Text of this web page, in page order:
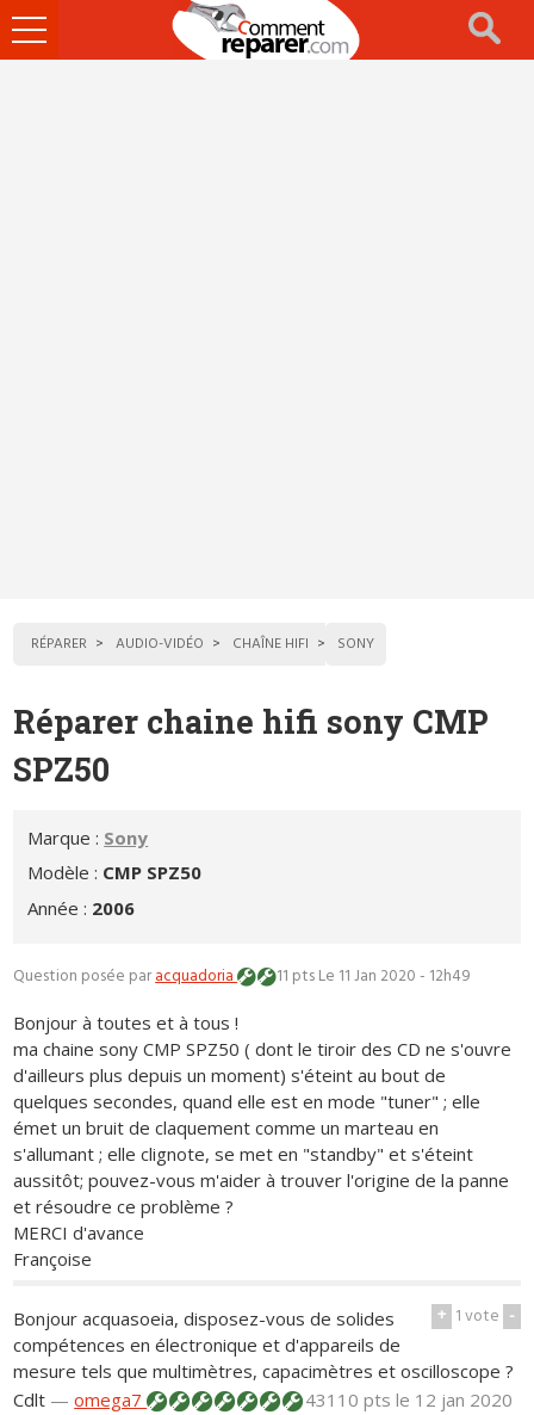
Ouvrir
le
RÉPARER AUDIO-VIDÉO CHAÎNE HIFI SONY
Réparer chaine hifi sony CMP
SPZ50
Marque : Sony
Modèle : CMP SPZ50
Année : 2006
Question posée paracquadoria 11 ptsLe 11 Jan 2020 - 12h49
Bonjour à toutes et à tous !
ma chaine sony CMP SPZ50 ( dont le tiroir des CD ne s'ouvre
d'ailleurs plus depuis un moment) s'éteint au bout de
quelques secondes, quand elle est en mode "tuner" ; elle
émet un bruit de claquement comme un marteau en
s'allumant ; elle clignote, se met en "standby" et s'éteint
aussitôt; pouvez-vous m'aider à trouver l'origine de la panne
et résoudre ce problème ?
MERCI d'avance
Françoise
+ 1vote -
Bonjour acquasoeia, disposez-vous de solides
compétences en électronique et d'appareils de
mesure tels que multimètres, capacimètres et oscilloscope ?
Cdlt —omega7 43110 ptsle 12 jan 2020